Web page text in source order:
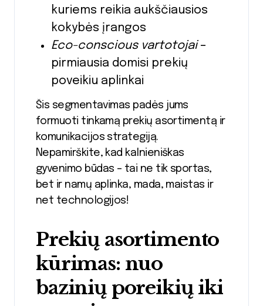
kuriems reikia aukščiausios
kokybės įrangos
Eco-conscious vartotojai–
pirmiausia domisi prekių
poveikiu aplinkai
Šis segmentavimas padės jums
formuoti tinkamą prekių asortimentą ir
komunikacijos strategiją.
Nepamirškite, kad kalnieniškas
gyvenimo būdas – tai ne tik sportas,
bet ir namų aplinka, mada, maistas ir
net technologijos!
Prekių asortimento
kūrimas: nuo
bazinių poreikių iki